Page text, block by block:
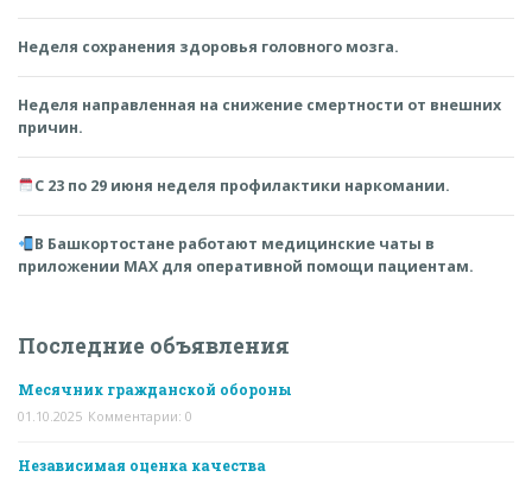
Неделя сохранения здоровья головного мозга.
Неделя направленная на снижение смертности от внешних
причин.
С 23 по 29 июня неделя профилактики наркомании.
В Башкортостане работают медицинские чаты в
приложении MAX для оперативной помощи пациентам.
Последние объявления
Месячник гражданской обороны
01.10.2025 Комментарии: 0
Независимая оценка качества